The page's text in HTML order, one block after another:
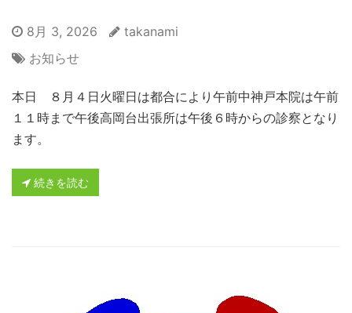
8月 3, 2026
takanami
お知らせ
本日 ８月４日火曜日は都合により午前中神戸本院は午前
１１時まで午後高岡台出張所は午後６時からの診察となり
ます。
続きを読む